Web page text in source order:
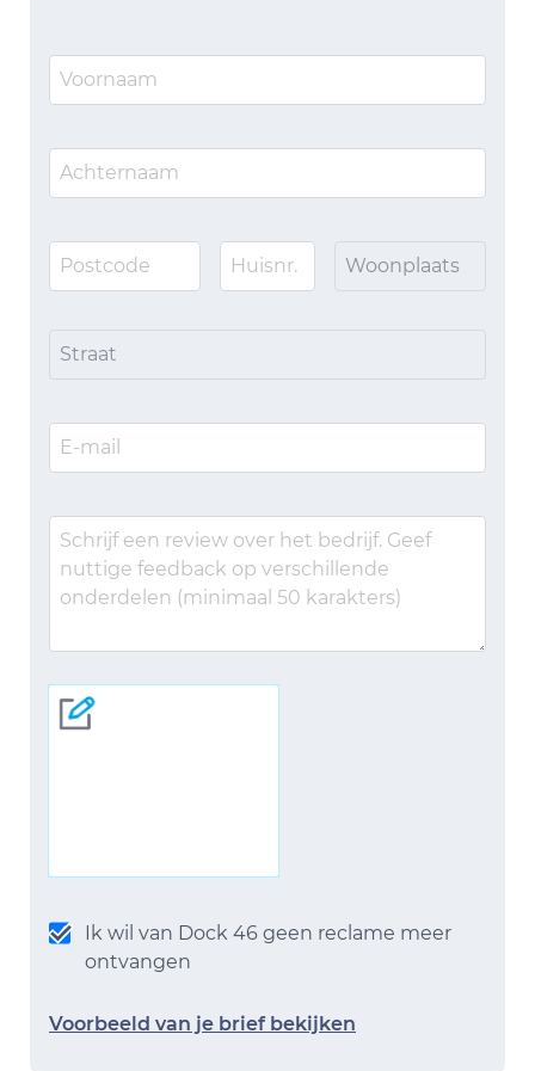
Woonplaats
Straat
Ik wil van Dock 46 geen reclame meer
ontvangen
Voorbeeld van je brief bekijken